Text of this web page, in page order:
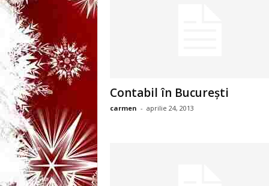
l
Contabil în Bucureşti
carmen - aprilie 24, 2013